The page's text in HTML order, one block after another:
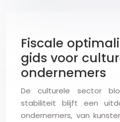
Fiscale
gids voor
ondernemers
De culturele sector
stabiliteit blijft een
ondernemers, van